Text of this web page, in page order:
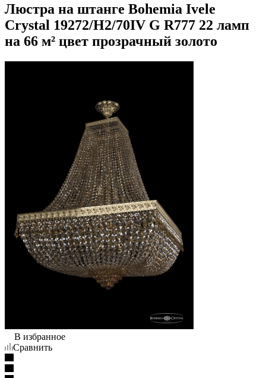
Люстра на штанге Bohemia Ivele
Crystal 19272/H2/70IV G R777 22 ламп
на 66 м² цвет прозрачный золото
В избранное
Сравнить